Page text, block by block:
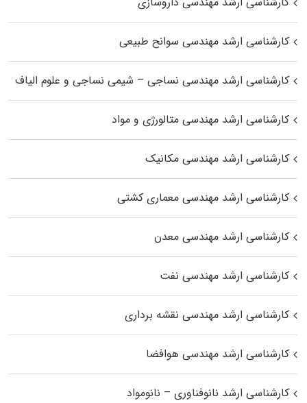
کارشناسی ارشد مهندسی سوانح طبیعی
کارشناسی ارشد مهندسی نساجی – شیمی نساجی و علوم الیاف
کارشناسی ارشد مهندسی متالورژی و مواد
کارشناسی ارشد مهندسی مکانیک
کارشناسی ارشد مهندسی معماری کشتی
کارشناسی ارشد مهندسی معدن
کارشناسی ارشد مهندسی نفت
کارشناسی ارشد مهندسی نقشه برداری
کارشناسی ارشد مهندسی هوافضا
کارشناسی ارشد نانوفناوری – نانومواد